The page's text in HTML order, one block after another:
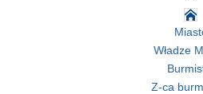
Władze
Z-ca